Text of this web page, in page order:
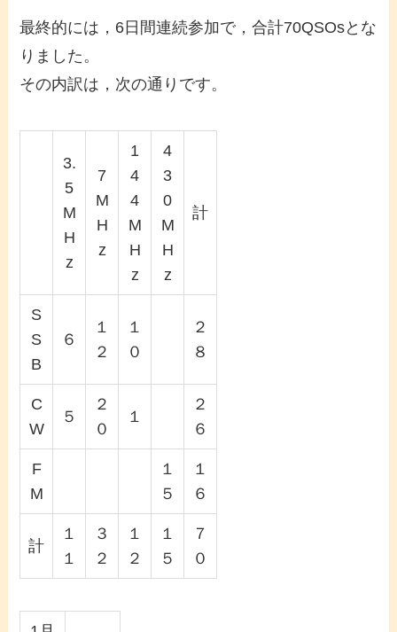
最終的には，6日間連続参加で，合計70QSOsとな
りました。
その内訳は，次の通りです。
3.
5
M
H
z
7
M
H
z
1
4
4
M
H
z
4
3
0
M
H
z
計
S
S
B
６
１
２
１
０
２
８
C
W
５
２
０
１
２
６
F
M
１
５
１
６
計
１
１
３
２
１
２
１
５
７
０